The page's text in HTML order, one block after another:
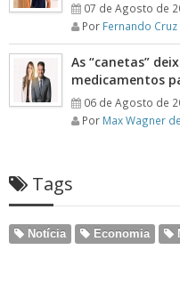
07 de Agosto de
Por Fernando Cruz
As “canetas”
medicamentos
06 de Agosto de
Por Max Wagner
Tags
Notícia Economia